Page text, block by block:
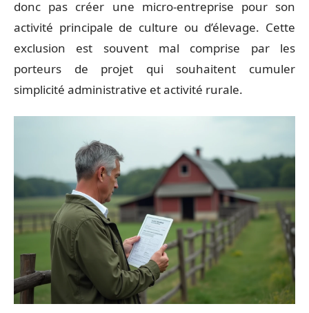
donc pas créer une micro-entreprise pour son
activité principale de culture ou d’élevage. Cette
exclusion est souvent mal comprise par les
porteurs de projet qui souhaitent cumuler
simplicité administrative et activité rurale.